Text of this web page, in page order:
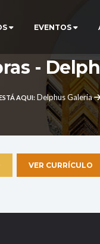
EVENTOS
-
AQUI: Delphus Galeria
VER CURRÍCULO